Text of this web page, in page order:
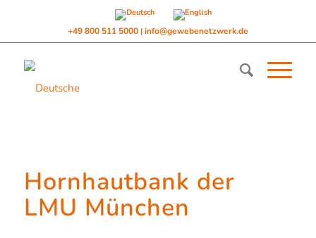
+49 800 511 5000 | info@gewebenetzwerk.de
Hornhautbank der
LMU München